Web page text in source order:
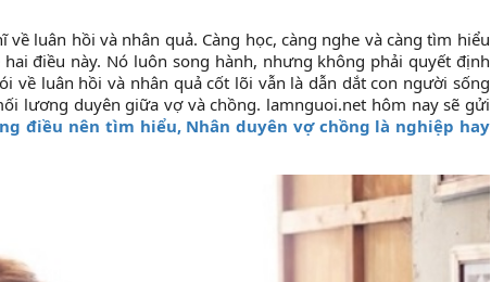
luân hồi và nhân quả. Càng học, càng nghe và càng tìm hiểu
điều này. Nó luôn song hành, nhưng không phải quyết định
về luân hồi và nhân quả cốt lõi vẫn là dẫn dắt con người sống
lương duyên giữa vợ và chồng. lamnguoi.net hôm nay sẽ gửi
điều nên tìm hiểu, Nhân duyên vợ chồng là nghiệp hay